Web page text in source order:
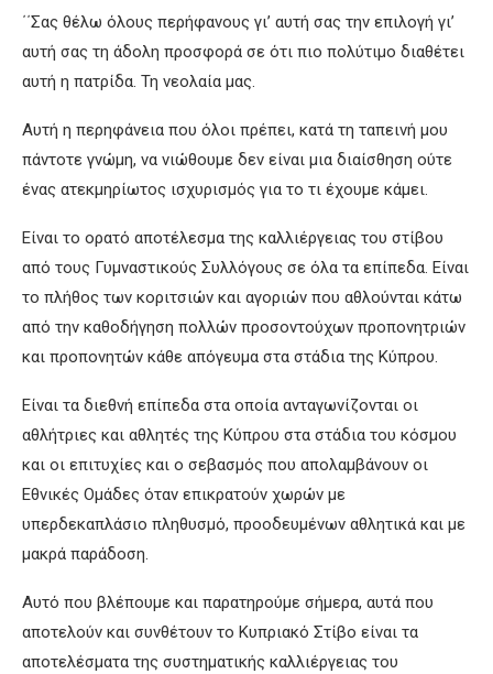
΄΄Σας θέλω όλους περήφανους γι’ αυτή σας την επιλογή γι’
αυτή σας τη άδολη προσφορά σε ότι πιο πολύτιμο διαθέτει
αυτή η πατρίδα. Τη νεολαία μας.
Αυτή η περηφάνεια που όλοι πρέπει, κατά τη ταπεινή μου
πάντοτε γνώμη, να νιώθουμε δεν είναι μια διαίσθηση ούτε
ένας ατεκμηρίωτος ισχυρισμός για το τι έχουμε κάμει.
Είναι το ορατό αποτέλεσμα της καλλιέργειας του στίβου
από τους Γυμναστικούς Συλλόγους σε όλα τα επίπεδα. Είναι
το πλήθος των κοριτσιών και αγοριών που αθλούνται κάτω
από την καθοδήγηση πολλών προσοντούχων προπονητριών
και προπονητών κάθε απόγευμα στα στάδια της Κύπρου.
Είναι τα διεθνή επίπεδα στα οποία ανταγωνίζονται οι
αθλήτριες και αθλητές της Κύπρου στα στάδια του κόσμου
και οι επιτυχίες και ο σεβασμός που απολαμβάνουν οι
Εθνικές Ομάδες όταν επικρατούν χωρών με
υπερδεκαπλάσιο πληθυσμό, προοδευμένων αθλητικά και με
μακρά παράδοση.
Αυτό που βλέπουμε και παρατηρούμε σήμερα, αυτά που
αποτελούν και συνθέτουν το Κυπριακό Στίβο είναι τα
αποτελέσματα της συστηματικής καλλιέργειας του